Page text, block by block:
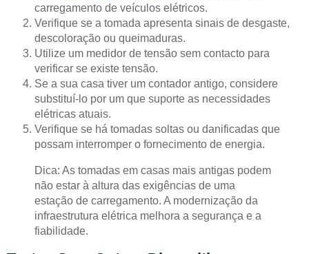
carregamento de veículos elétricos.
Verifique se a tomada apresenta sinais de desgaste,
descoloração ou queimaduras.
Utilize um medidor de tensão sem contacto para
verificar se existe tensão.
Se a sua casa tiver um contador antigo, considere
substituí-lo por um que suporte as necessidades
elétricas atuais.
Verifique se há tomadas soltas ou danificadas que
possam interromper o fornecimento de energia.
Dica: As tomadas em casas mais antigas podem
não estar à altura das exigências de uma
estação de carregamento. A modernização da
infraestrutura elétrica melhora a segurança e a
fiabilidade.